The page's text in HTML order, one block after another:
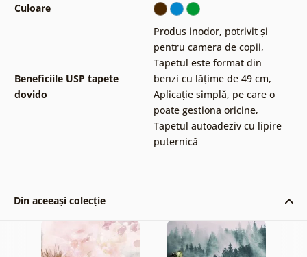
Culoare
Beneficiile USP tapete
dovido
Produs inodor, potrivit și
pentru camera de copii,
Tapetul este format din
benzi cu lățime de 49 cm,
Aplicație simplă, pe care o
poate gestiona oricine,
Tapetul autoadeziv cu lipire
puternică
Din aceeași colecție